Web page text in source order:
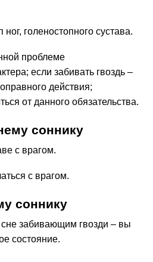
голеностопного сустава.
проблеме
если забивать гвоздь –
действия;
от данного обязательства.
соннику
с врагом.
с врагом.
соннику
забивающим гвозди – вы
состояние.